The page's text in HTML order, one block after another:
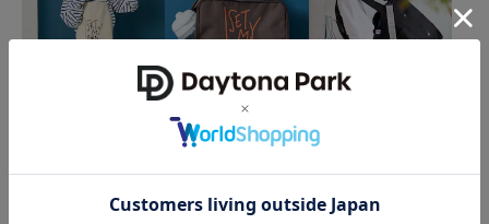
1,747円 65%OFF
FREAK'S STORE
メッセージ ロゴ ポーチ
1,415円 61%OFF
ROOTOTE
＜ショルダーストラップ
ッツ D 撥水 トートバッグ
ジャガードストラップ